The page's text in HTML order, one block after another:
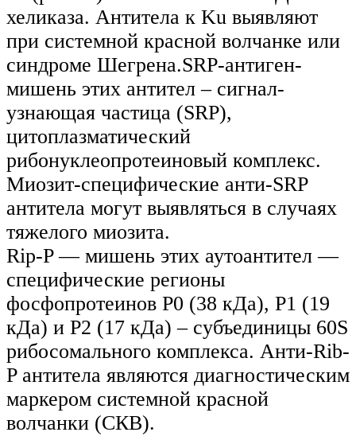
хеликаза. Антитела к Ku выявляют
при системной красной волчанке или
синдроме Шегрена.SRP-антиген-
мишень этих антител – сигнал-
узнающая частица (SRP),
цитоплазматический
рибонуклеопротеиновый комплекс.
Миозит-специфические анти-SRP
антитела могут выявляться в случаях
тяжелого миозита.
Rip-P — мишень этих аутоантител —
специфические регионы
фосфопротеинов P0 (38 кДа), P1 (19
кДа) и P2 (17 кДа) – субъединицы 60S
рибосомального комплекса. Анти-Rib-
P антитела являются диагностическим
маркером системной красной
волчанки (СКВ).